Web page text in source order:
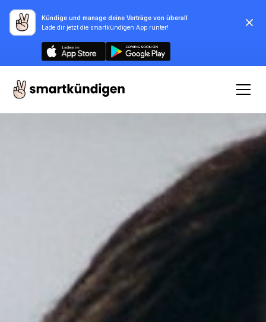
Kündige und manage deine Verträge von überall
Lade dir jetzt die smartkündigen App runter!